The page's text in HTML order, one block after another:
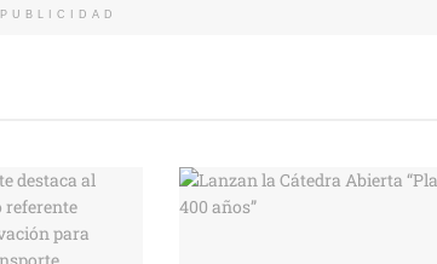
PUBLICIDAD